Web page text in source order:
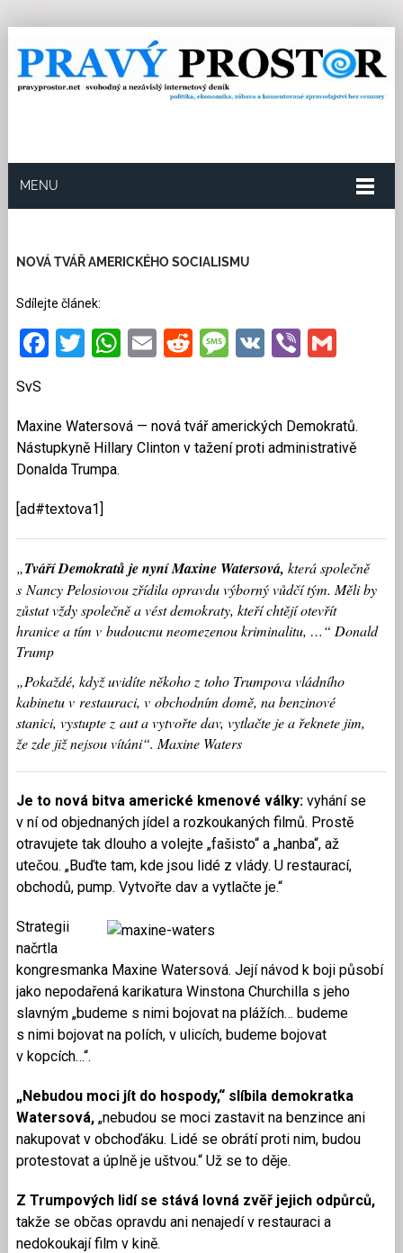
MENU
NOVÁ TVÁŘ AMERICKÉHO SOCIALISMU
Sdílejte článek:
Facebook
Twitter
WhatsApp
EmailRedditMessage
VKViber
SvS
Maxine Watersová — nová tvář amerických Demokratů.
Nástupkyně Hillary Clinton v tažení proti administrativě
Donalda Trumpa.
[ad#textova1]
„Tváří Demokratů je nyní Maxine Watersová, která společně
s Nancy Pelosiovou zřídila opravdu výborný vůdčí tým. Měli by
zůstat vždy společně a vést demokraty, kteří chtějí otevřít
hranice a tím v budoucnu neomezenou kriminalitu, …“ Donald
Trump
„Pokaždé, když uvidíte někoho z toho Trumpova vládního
kabinetu v restauraci, v obchodním domě, na benzinové
stanici, vystupte z aut a vytvořte dav, vytlačte je a řeknete jim,
že zde již nejsou vítáni“. Maxine Waters
Je to nová bitva americké kmenové války:vyhání se
v ní od objednaných jídel a rozkoukaných filmů. Prostě
otravujete tak dlouho a volejte „fašisto“ a „hanba“, až
utečou. „Buďte tam, kde jsou lidé z vlády. U restaurací,
obchodů, pump. Vytvořte dav a vytlačte je.“
Strategii
načrtla
kongresmanka Maxine Watersová. Její návod k boji působí
jako nepodařená karikatura Winstona Churchilla s jeho
slavným „budeme s nimi bojovat na plážích… budeme
s nimi bojovat na polích, v ulicích, budeme bojovat
v kopcích…“.
„Nebudou moci jít do hospody,“ slíbila demokratka
Watersová,„nebudou se moci zastavit na benzince ani
nakupovat v obchoďáku. Lidé se obrátí proti nim, budou
protestovat a úplně je uštvou.“ Už se to děje.
Z Trumpových lidí se stává lovná zvěř jejich odpůrců,
takže se občas opravdu ani nenajedí v restauraci a
nedokoukají film v kině.